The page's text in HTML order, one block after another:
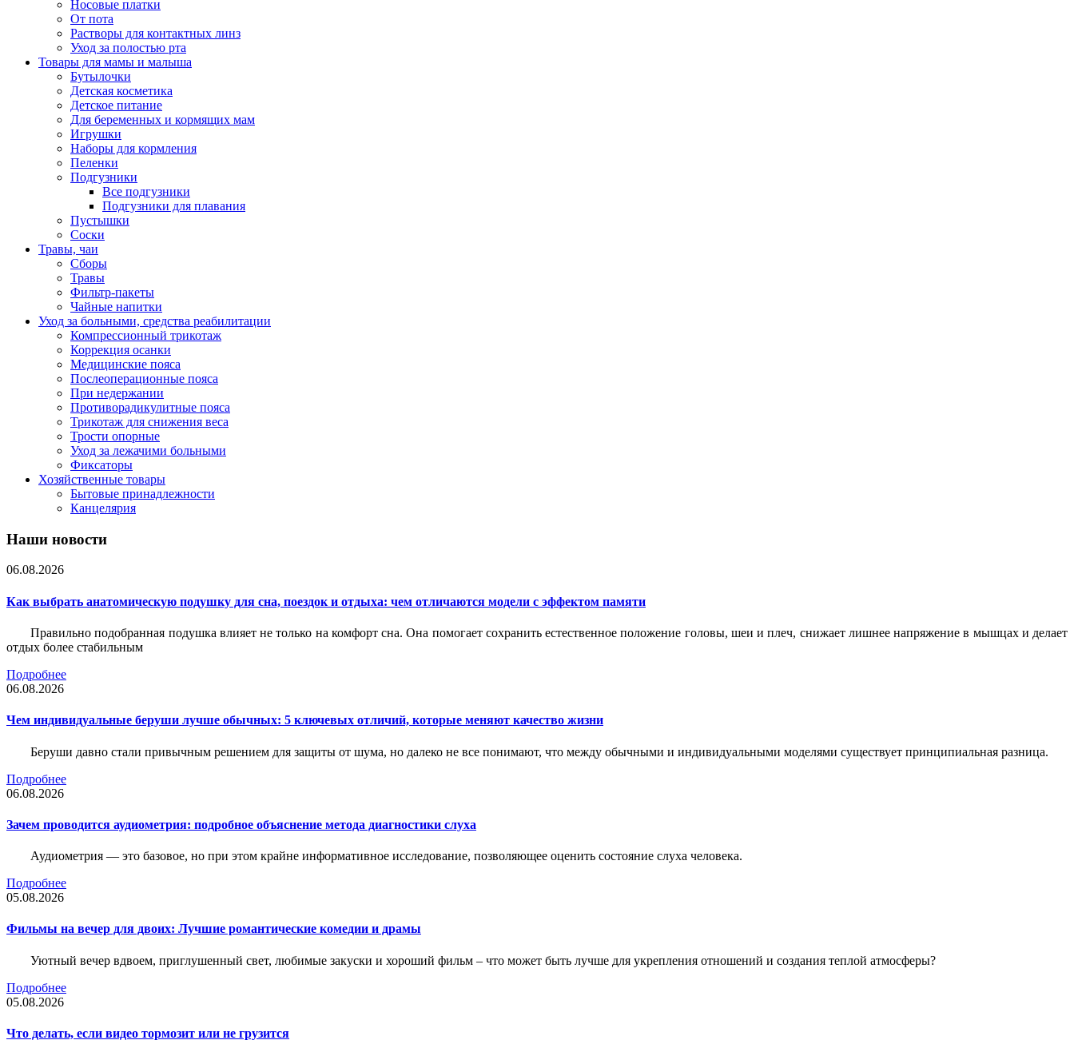
Носовые платки
От пота
Растворы для контактных линз
Уход за полостью рта
Товары для мамы и малыша
Бутылочки
Детская косметика
Детское питание
Для беременных и кормящих мам
Игрушки
Наборы для кормления
Пеленки
Подгузники
Все подгузники
Подгузники для плавания
Пустышки
Соски
Травы, чаи
Сборы
Травы
Фильтр-пакеты
Чайные напитки
Уход за больными, средства реабилитации
Компрессионный трикотаж
Коррекция осанки
Медицинские пояса
Послеоперационные пояса
При недержании
Противорадикулитные пояса
Трикотаж для снижения веса
Трости опорные
Уход за лежачими больными
Фиксаторы
Хозяйственные товары
Бытовые принадлежности
Канцелярия
Наши новости
06.08.2026
Как выбрать анатомическую подушку для сна, поездок и отдыха: чем отличаются модели с эффектом памяти
Правильно подобранная подушка влияет не только на комфорт сна. Она помогает сохранить естественное положение головы, шеи и плеч, снижает лишнее напряжение в мышцах и делает
отдых более стабильным
Подробнее
06.08.2026
Чем индивидуальные беруши лучше обычных: 5 ключевых отличий, которые меняют качество жизни
Беруши давно стали привычным решением для защиты от шума, но далеко не все понимают, что между обычными и индивидуальными моделями существует принципиальная разница.
Подробнее
06.08.2026
Зачем проводится аудиометрия: подробное объяснение метода диагностики слуха
Аудиометрия — это базовое, но при этом крайне информативное исследование, позволяющее оценить состояние слуха человека.
Подробнее
05.08.2026
Фильмы на вечер для двоих: Лучшие романтические комедии и драмы
Уютный вечер вдвоем, приглушенный свет, любимые закуски и хороший фильм – что может быть лучше для укрепления отношений и создания теплой атмосферы?
Подробнее
05.08.2026
Что делать, если видео тормозит или не грузится